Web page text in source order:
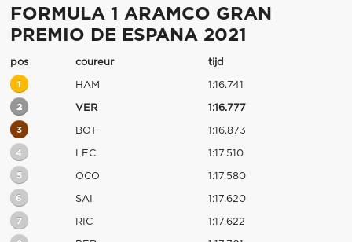
FORMULA 1 ARAMCO GRAN
PREMIO DE ESPANA 2021
pos coureur tijd
1 HAM 1:16.741
2 VER 1:16.777
3 BOT 1:16.873
4 LEC 1:17.510
5 OCO 1:17.580
6 SAI 1:17.620
7 RIC 1:17.622